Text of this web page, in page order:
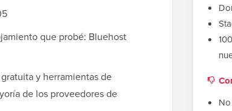
que probé: Bluehost
y herramientas de
de los proveedores de